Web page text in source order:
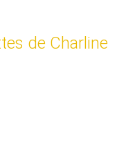
de Charline